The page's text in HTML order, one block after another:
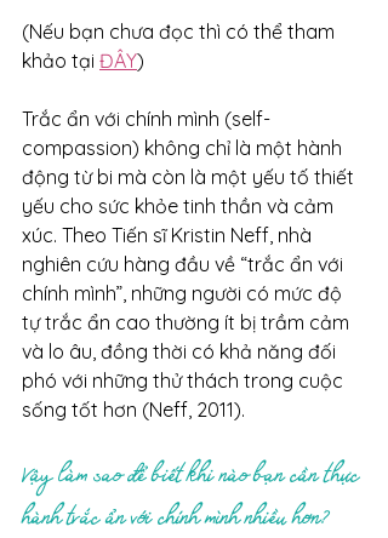
(Nếu bạn chưa đọc thì có thể tham
khảo tại ĐÂY)
Trắc ẩn với chính mình (self-
compassion) không chỉ là một hành
động từ bi mà còn là một yếu tố thiết
yếu cho sức khỏe tinh thần và cảm
xúc. Theo Tiến sĩ Kristin Neff, nhà
nghiên cứu hàng đầu về “trắc ẩn với
chính mình”, những người có mức độ
tự trắc ẩn cao thường ít bị trầm cảm
và lo âu, đồng thời có khả năng đối
phó với những thử thách trong cuộc
sống tốt hơn (Neff, 2011).
Vậy làm sao để biết khi nào bạn cần thực
hành trắc ẩn với chính mình nhiều hơn?